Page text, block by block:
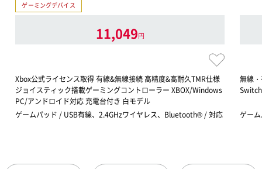
ゲーミングデバイス
11,049円
Xbox公式ライセンス取得 有線&無線接続 高精度&高耐久TMR仕様
ジョイスティック搭載ゲーミングコントローラー XBOX/Windows
PC/アンドロイド対応 充電台付き 白モデル
ゲームパッド / USB有線、2.4GHzワイヤレス、Bluetooth® / 対応
無線
ゲー